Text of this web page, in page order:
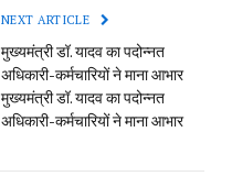
NEXT ARTICLE
मुख्यमंत्री डॉ. यादव का पदोन्नत
अधिकारी-कर्मचारियों ने माना आभार​
मुख्यमंत्री डॉ. यादव का पदोन्नत
अधिकारी-कर्मचारियों ने माना आभार